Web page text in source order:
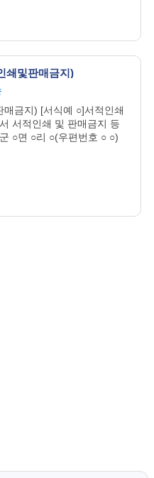
쇄및판매금지)
금지) [서식예 ○]서적인쇄
서적인쇄 및 판매금지 등
○면 ○리 ○(우편번호 ○ ○)